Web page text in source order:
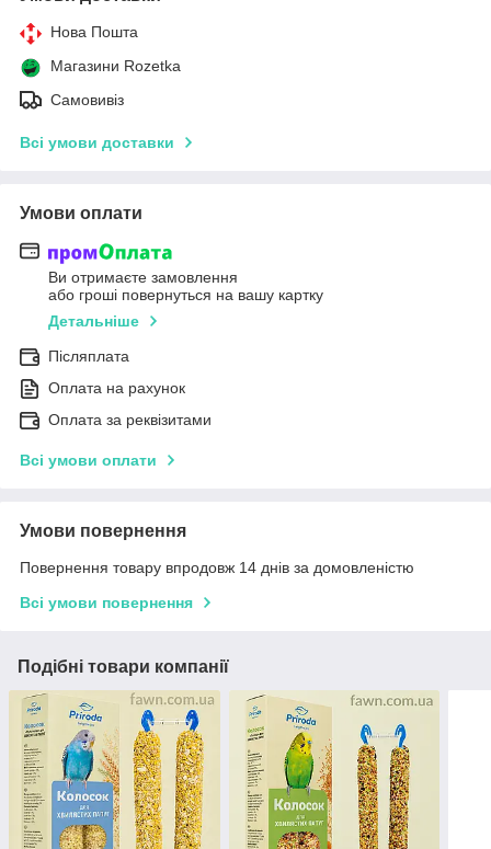
Нова Пошта
Магазини Rozetka
Самовивіз
Всі умови доставки
Умови оплати
Ви отримаєте замовлення
або гроші повернуться на вашу картку
Детальніше
Післяплата
Оплата на рахунок
Оплата за реквізитами
Всі умови оплати
Умови повернення
Повернення товару впродовж 14 днів за домовленістю
Всі умови повернення
Подібні товари компанії